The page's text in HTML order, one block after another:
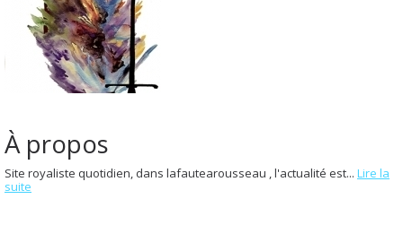
À propos
Site royaliste quotidien, dans lafautearousseau , l'actualité est... Lire la
suite